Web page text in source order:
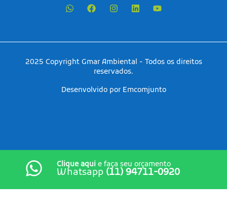
2025 Copyright Gmar Ambiental - Todos os direitos
reservados.
Desenvolvido por Emcomjunto
Clique aqui e faça seu orçamento
Whatsapp (11) 94711-0920